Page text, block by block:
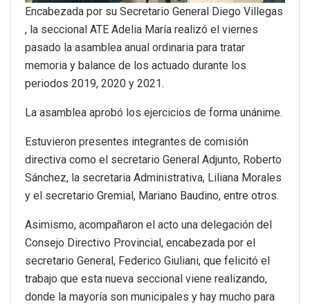
Encabezada por su Secretario General Diego Villegas
, la seccional ATE Adelia María realizó el viernes
pasado la asamblea anual ordinaria para tratar
memoria y balance de los actuado durante los
periodos 2019, 2020 y 2021.
La asamblea aprobó los ejercicios de forma unánime.
Estuvieron presentes integrantes de comisión
directiva como el secretario General Adjunto, Roberto
Sánchez, la secretaria Administrativa, Liliana Morales
y el secretario Gremial, Mariano Baudino, entre otros.
Asimismo, acompañaron el acto una delegación del
Consejo Directivo Provincial, encabezada por el
secretario General, Federico Giuliani, que felicitó el
trabajo que esta nueva seccional viene realizando,
donde la mayoría son municipales y hay mucho para